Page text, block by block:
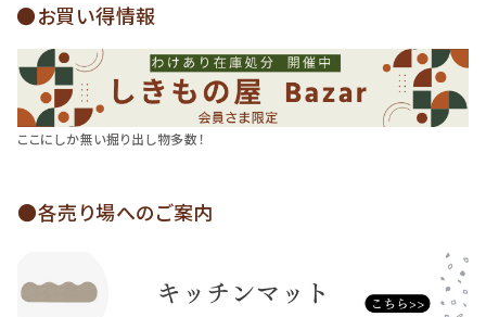
●お買い得情報
ここにしか無い掘り出し物多数！
●各売り場へのご案内